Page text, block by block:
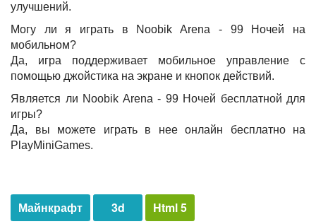
улучшений.
Могу ли я играть в Noobik Arena - 99 Ночей на
мобильном?
Да, игра поддерживает мобильное управление с
помощью джойстика на экране и кнопок действий.
Является ли Noobik Arena - 99 Ночей бесплатной для
игры?
Да, вы можете играть в нее онлайн бесплатно на
PlayMiniGames.
Майнкрафт 3d
Html 5